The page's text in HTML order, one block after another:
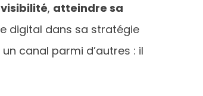
, atteindre sa
digital dans sa stratégie
canal parmi d’autres : il